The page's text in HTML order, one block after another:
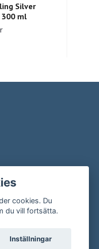
Silver
300 ml
cookies. Du
du vill fortsätta.
Inställningar